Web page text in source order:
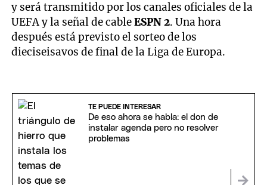
y será transmitido por los canales oficiales de la
UEFA y la señal de cableESPN 2. Una hora
después está previsto el sorteo de los
dieciseisavos de final de la Liga de Europa.
TE PUEDE INTERESAR
De eso ahora se habla: el don de
instalar agenda pero no resolver
problemas